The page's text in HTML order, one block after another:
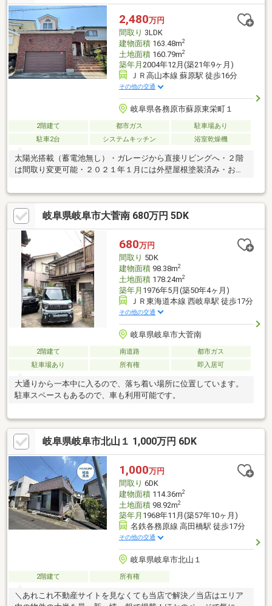
ｔｃ■カーポート付き駐車スペース（雨の日も安心）■ＪＲ蘇原ま
で駅徒歩約１５分／通勤・通学に便利■高台立地につき、日当た
り・通風良好
2,480万円
間取り 3LDK
建物面積163.48m2
土地面積160.79m2
築年月 2004年12月(築21年9ヶ月)
ＪＲ高山本線 蘇原駅 徒歩16分
その他の交通
岐阜県各務原市蘇原東栄町１
2階建て 都市ガス
駐車場あり
駐車2台
システムキッチン 浴室乾燥機
太陽光搭載（蓄電池無し）・ガレージから直接リビングへ・２階
は間取り変更可能・２０２１年１月には外壁屋根塗装済み・お庭
岐阜県岐阜市大菅南 680万円 5DK
680万円
間取り 5DK
建物面積98.38m2
土地面積178.24m2
築年月 1976年5月(築50年4ヶ月)
ＪＲ東海道本線 西岐阜駅 徒歩17分
その他の交通
岐阜県岐阜市大菅南
2階建て 南道路
都市ガス
駐車場あり
所有権 即入居可
大通りから一本中に入るので、落ち着い場所に位置しています。
駐車スペースもあるので、車も利用可能です。
岐阜県岐阜市北山１ 1,000万円 6DK
1,000万円
間取り 6DK
建物面積114.36m2
土地面積98.92m2
築年月 1968年11月(築57年10ヶ月)
名鉄各務原線 高田橋駅 徒歩17分
その他の交通
岐阜県岐阜市北山１
2階建て 所有権
＼あれこれ不動産サイトを見なくても当店で解決／当店はエリア